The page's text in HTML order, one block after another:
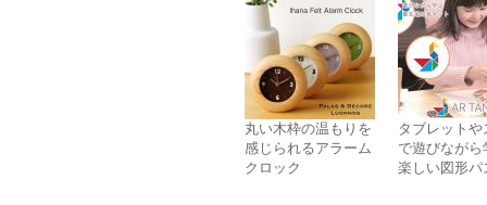
丸い木枠の温もりを
感じられるアラーム
クロック
タブレットや
で遊びながら
楽しい図形パ